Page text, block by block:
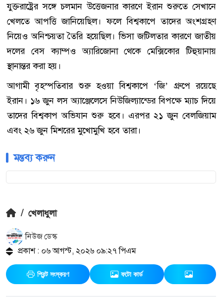
যুক্তরাষ্ট্রের সঙ্গে চলমান উত্তেজনার কারণে ইরান শুরুতে সেখানে
খেলতে আপত্তি জানিয়েছিল। ফলে বিশ্বকাপে তাদের অংশগ্রহণ
নিয়েও অনিশ্চয়তা তৈরি হয়েছিল। ভিসা জটিলতার কারণে জাতীয়
দলের বেস ক্যাম্পও অ্যারিজোনা থেকে মেক্সিকোর টিহুয়ানায়
স্থানান্তর করা হয়।
আগামী বৃহস্পতিবার শুরু হওয়া বিশ্বকাপে ‘জি’ গ্রুপে রয়েছে
ইরান। ১৬ জুন লস অ্যাঞ্জেলেসে নিউজিল্যান্ডের বিপক্ষে ম্যাচ দিয়ে
তাদের বিশ্বকাপ অভিযান শুরু হবে। এরপর ২১ জুন বেলজিয়াম
এবং ২৬ জুন মিশরের মুখোমুখি হবে তারা।
মন্তব্য করুন
/ খেলাধুলা
নিউজ ডেস্ক
প্রকাশ : ০৬ আগস্ট, ২০২৬ ০৯:২৭ পিএম
প্রিন্ট সংস্করণ ফটো কার্ড